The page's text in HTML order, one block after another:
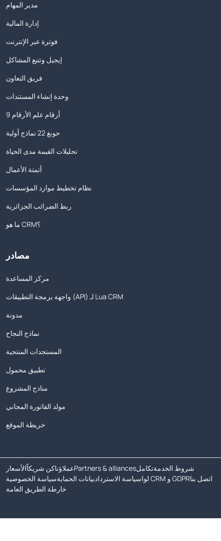
مدير المهام
إدارة المالية
فوترة عبر الإنترنت
إيجيل وتتبع المشاكل
فريق التعاون
وحدة إنشاء المستندات
9 أرقام علم الأرقام
جونغ 22 نماذج أولية
تحليلات القيمة مدى الحياة
أتمتة الأعمال
نظام تخطيط موارد المؤسسات
ربط الضرائب الجزائرية
ما هو CRM؟
مصادر
مركز المساعدة
واجهة برمجة التطبيقات (API) لـ Lua CRM
مدونة
نماذج النجاح
المستجدات المنتجية
تطبيق محمول
مناذج المشروع
مولد الفاتورة المجاني
خريطة الموقع
الأسعاركن شريكاًعملاؤناPartners & alliancesتكاملشروط الخدمة
سياسة الخصوصيةبيانات الحمايةسياسة الاسترداد لوا CRM و GDPRاتصل بنا
خارطة الطريق العامة